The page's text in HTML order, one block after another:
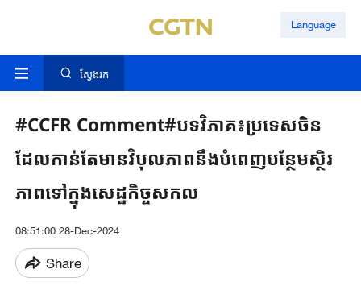
Language
ស្វែងរក
#CCFR Comment#បទវិភាគ៖ប្រទេសចិន
ដែលកាន់តែមានវិបុលភាពនឹងបំពេញបន្ថែមស្ថិរ
ភាពទៅក្នុងសេដ្ឋកិច្ចសកល
08:51:00 28-Dec-2024
Share